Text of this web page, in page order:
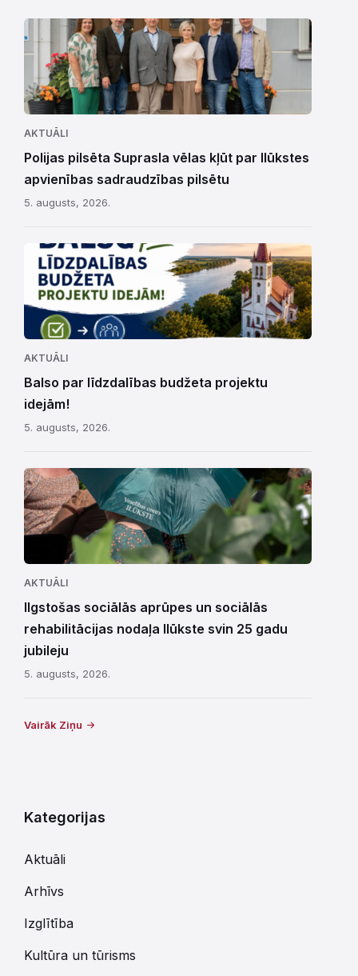
AKTUĀLI
Polijas pilsēta Suprasla vēlas kļūt par Ilūkstes
apvienības sadraudzības pilsētu
5. augusts, 2026.
AKTUĀLI
Balso par līdzdalības budžeta projektu
idejām!
5. augusts, 2026.
AKTUĀLI
Ilgstošas sociālās aprūpes un sociālās
rehabilitācijas nodaļa Ilūkste svin 25 gadu
jubileju
5. augusts, 2026.
Vairāk Ziņu
Kategorijas
Aktuāli
Arhīvs
Izglītība
Kultūra un tūrisms